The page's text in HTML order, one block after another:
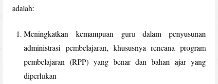
adalah:
Meningkatkan kemampuan guru dalam penyusunan
administrasi pembelajaran, khususnya rencana program
pembelajaran (RPP) yang benar dan bahan ajar yang
diperlukan